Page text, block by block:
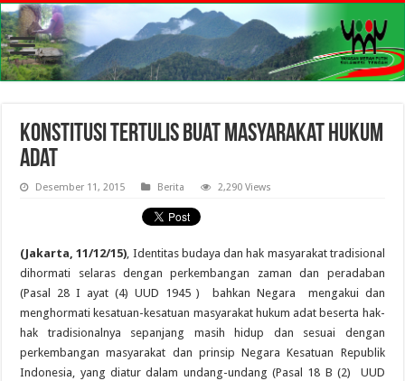
Konstitusi Tertulis Buat Masyarakat Hukum
Adat
Desember 11, 2015 Berita 2,290 Views
(Jakarta, 11/12/15), Identitas budaya dan hak masyarakat tradisional
dihormati selaras dengan perkembangan zaman dan peradaban
(Pasal 28 I ayat (4) UUD 1945 ) bahkan Negara mengakui dan
menghormati kesatuan-kesatuan masyarakat hukum adat beserta hak-
hak tradisionalnya sepanjang masih hidup dan sesuai dengan
perkembangan masyarakat dan prinsip Negara Kesatuan Republik
Indonesia, yang diatur dalam undang-undang (Pasal 18 B (2) UUD